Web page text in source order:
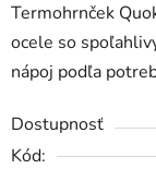
Termohrnček
ocele so
nápoj podľa
Dostupnosť
Kód: